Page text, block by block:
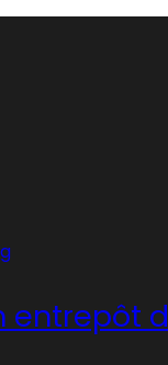
entrepôt